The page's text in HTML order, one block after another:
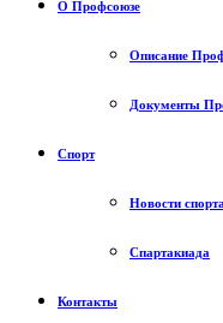
О Профсоюзе
Описание
Документы
Спорт
Новости спорта
Спартакиада
Контакты